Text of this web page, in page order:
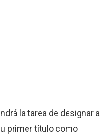
la tarea de designar a
primer título como